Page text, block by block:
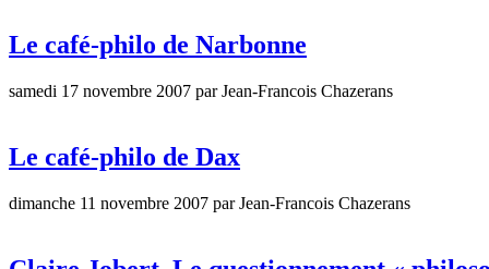
Le café-philo de Narbonne
samedi 17 novembre 2007 par Jean-Francois Chazerans
Le café-philo de Dax
dimanche 11 novembre 2007 par Jean-Francois Chazerans